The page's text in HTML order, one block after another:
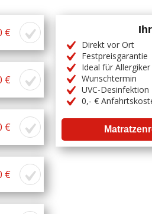
€
€
€
€
Direkt vor Ort
Festpreisgarantie
Ideal für Allergiker
Wunschtermin
UVC-Desinfektion
0,- €